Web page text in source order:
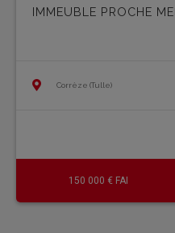
IMMEUBLE PROCHE
Corrèze (Tulle)
150 000 € FAI